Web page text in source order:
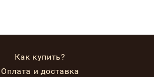
Как купить?
Оплата и доставка